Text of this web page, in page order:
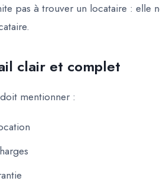
pas à trouver un locataire : elle
clair et complet
mentionner :